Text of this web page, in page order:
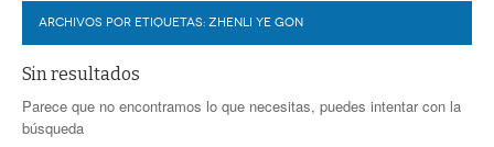
LERDO
DEPORTES
PROGRAMAS
EXA
COLABORADORES
ARCHIVOS POR ETIQUETAS: ZHENLI YE GON
Sin resultados
Parece que no encontramos lo que necesitas, puedes intentar con la
búsqueda